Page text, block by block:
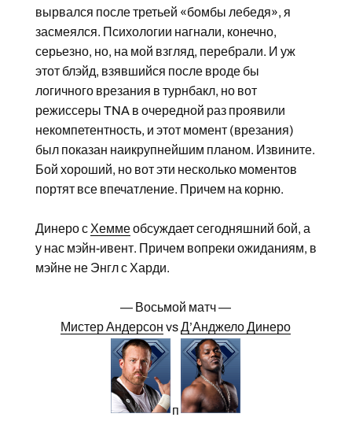
вырвался после третьей «бомбы лебедя», я
засмеялся. Психологии нагнали, конечно,
серьезно, но, на мой взгляд, перебрали. И уж
этот блэйд, взявшийся после вроде бы
логичного врезания в турнбакл, но вот
режиссеры TNA в очередной раз проявили
некомпетентность, и этот момент (врезания)
был показан наикрупнейшим планом. Извините.
Бой хороший, но вот эти несколько моментов
портят все впечатление. Причем на корню.
Динеро с Хеммеобсуждает сегодняшний бой, а
у нас мэйн-ивент. Причем вопреки ожиданиям, в
мэйне не Энгл с Харди.
— Восьмой матч —
Мистер Андерсон vsД’Анджело Динеро
п